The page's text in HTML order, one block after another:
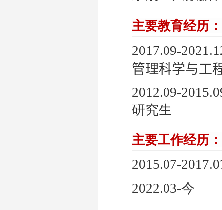
主要教育经历：
201 7.09-20
管理科学与工
2012.09-
研究生
主要工作经历：
2015.07-
2022.03-今